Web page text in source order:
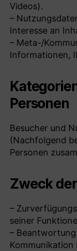
Videos).
–
Interesse an
– Meta-/
Informationen,
Personen
Besucher und
(Nachfolgend
Personen
Zweck
–
seiner
–